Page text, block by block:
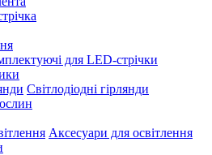
для LED-стрічки
Світлодіодні гірлянди
Аксесуари для освітлення